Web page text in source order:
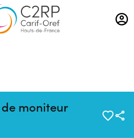
Aller
au
contenu
moniteur
programmée en